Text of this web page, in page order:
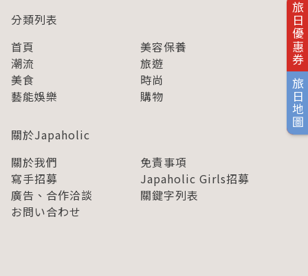
旅日優惠券
旅日地圖
分類列表
首頁
美容保養
潮流
旅遊
美食
時尚
藝能娛樂
購物
關於Japaholic
關於我們
免責事項
寫手招募
Japaholic Girls招募
廣告、合作洽談
關鍵字列表
お問い合わせ